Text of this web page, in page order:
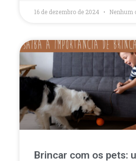
16 de dezembro de 2024 Nenhum
Brincar com os pets: